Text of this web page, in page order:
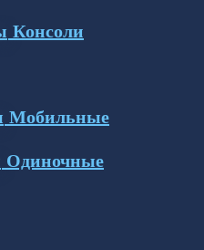
Консоли
Мобильные
Одиночные